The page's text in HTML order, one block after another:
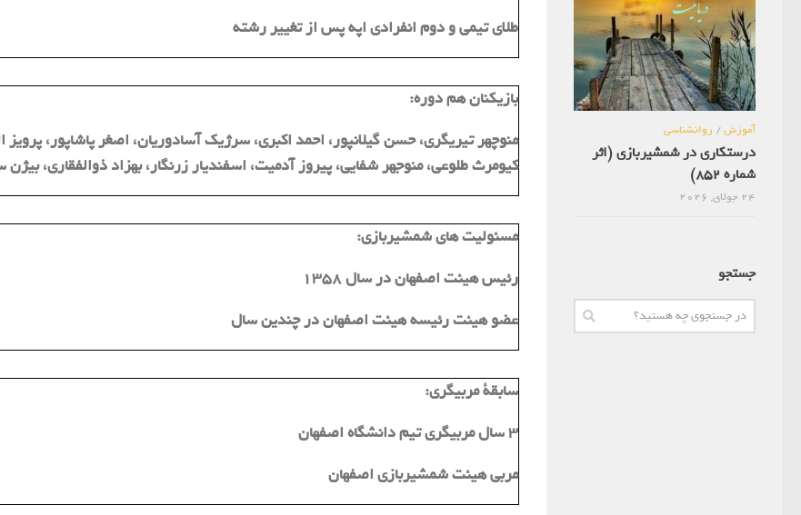
طلای تیمی و دوم انفرادی اپه پس از تغییر رشته
بازیکنان هم دوره:
منوچهر تیریگری، حسن گیلانپور، احمد اکبری، سرژیک آسادوریان، اصغر پاشاپور، پرویز
کیومرث طلوعی، منوجهر شفایی، پیروز آدمیت، اسفندیار زرنگار، بهزاد ذوالفقاری،
مسئولیت های شمشیربازی:
رئیس هیئت اصفهان در سال 1358
عضو هیئت رئیسه هیئت اصفهان در چندین سال
سابقة مربیگری:
3 سال مربیگری تیم دانشگاه اصفهان
مربی هیئت شمشیربازی اصفهان
آموزش/ روانشناسی
درستکاری در شمشیربازی (اثر
شماره 852)
24 جولای, 2026
جستجو